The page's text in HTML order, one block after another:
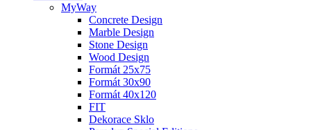
MyWay
Concrete Design
Marble Design
Stone Design
Wood Design
Formát 25x75
Formát 30x90
Formát 40x120
FIT
Dekorace Sklo